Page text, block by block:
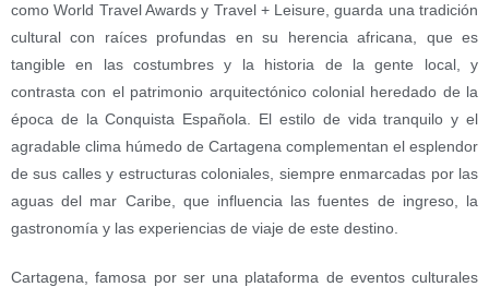
como World Travel Awards y Travel + Leisure, guarda una tradición
cultural con raíces profundas en su herencia africana, que es
tangible en las costumbres y la historia de la gente local, y
contrasta con el patrimonio arquitectónico colonial heredado de la
época de la Conquista Española. El estilo de vida tranquilo y el
agradable clima húmedo de Cartagena complementan el esplendor
de sus calles y estructuras coloniales, siempre enmarcadas por las
aguas del mar Caribe, que influencia las fuentes de ingreso, la
gastronomía y las experiencias de viaje de este destino.
Cartagena, famosa por ser una plataforma de eventos culturales